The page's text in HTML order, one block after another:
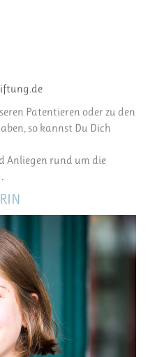
Patentieren oder zu den
so kannst Du Dich
Anliegen rund um die